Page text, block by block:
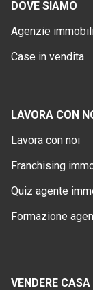
DOVE SIAMO
Agenzie
Case in vendita
LAVORA CON
Lavora con noi
Franchising
Quiz agente
Formazione
VENDERE CASA